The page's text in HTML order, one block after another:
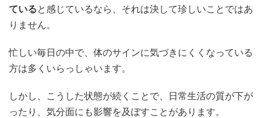
ていると感じているなら、それは決して珍しいことではあ
りません。
忙しい毎日の中で、体のサインに気づきにくくなっている
方は多くいらっしゃいます。
しかし、こうした状態が続くことで、日常生活の質が下が
ったり、気分面にも影響を及ぼすことがあります。